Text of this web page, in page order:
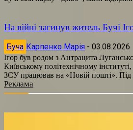
На війні загинув житель Бучі
Буча Карпенко Марія - 03.08.2026
Ігор був родом з Антрацита
Київському політехнічному
ЗСУ працював на «Новій пошті». Під
Реклама